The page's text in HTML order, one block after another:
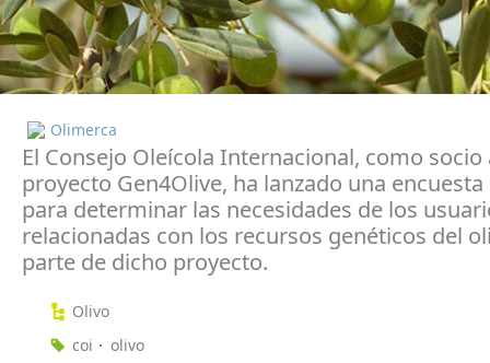
Olimerca
El Consejo Oleícola Internacional, como socio
proyecto Gen4Olive, ha lanzado una
para determinar las necesidades de los
relacionadas con los recursos genéticos del
parte de dicho proyecto.
Olivo
coi
olivo